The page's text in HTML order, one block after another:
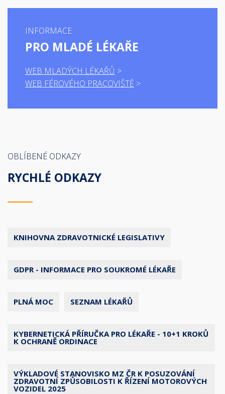
INFORMACE
PRO MLADÉ LÉKAŘE
WEB MLADÝCH LÉKAŘŮ
WEB FÉROVÉHO PRACOVIŠTĚ
OBLÍBENÉ ODKAZY
RYCHLÉ ODKAZY
KNIHOVNA ZDRAVOTNICKÉ LEGISLATIVY
GDPR - INFORMACE PRO SOUKROMÉ LÉKAŘE
PLNÁ MOC SEZNAM LÉKAŘŮ
KYBERNETICKÁ PŘÍRUČKA PRO LÉKAŘE - 10+1 KROKŮ
K OCHRANĚ ORDINACE
VÝKLADOVÉ STANOVISKO MZ ČR K POSUZOVÁNÍ
ZDRAVOTNÍ ZPŮSOBILOSTI K ŘÍZENÍ MOTOROVÝCH
VOZIDEL 2025